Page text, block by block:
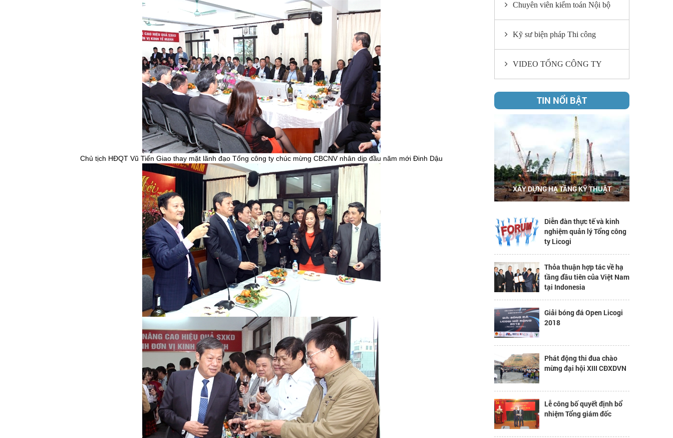
Chủ tịch HĐQT Vũ Tiến Giao thay mặt lãnh đạo Tổng công ty chúc mừng CBCNV nhân dịp đầu năm mới Đinh Dậu
Chuyên viên kiểm toán Nội bộ
Kỹ sư biện pháp Thi công
VIDEO TỔNG CÔNG TY
TIN NỔI BẬT
XÂY DỰNG HẠ TẦNG KỸ THUẬT
Diễn đàn thực tế và kinh
nghiệm quản lý Tổng công
ty Licogi
Thỏa thuận hợp tác về hạ
tầng đầu tiên của Việt Nam
tại Indonesia
Giải bóng đá Open Licogi
2018
Phát động thi đua chào
mừng đại hội XIII CĐXDVN
Lễ công bố quyết định bổ
nhiệm Tổng giám đốc